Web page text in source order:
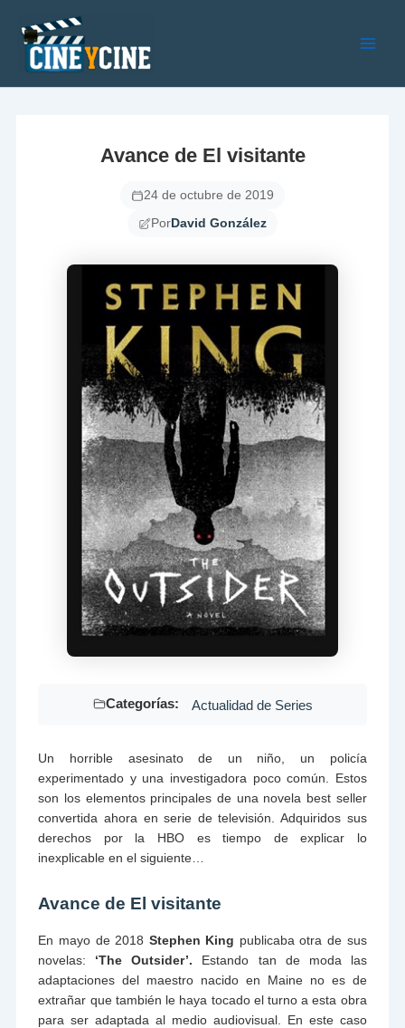
contenido
Avance de El visitante
24 de octubre de 2019
PorDavid González
Categorías: Actualidad de Series
Un horrible asesinato de un niño, un policía
experimentado y una investigadora poco común. Estos
son los elementos principales de una novela best seller
convertida ahora en serie de televisión. Adquiridos sus
derechos por la HBO es tiempo de explicar lo
inexplicable en el siguiente…
Avance de El visitante
En mayo de 2018 Stephen King publicaba otra de sus
novelas: ‘The Outsider’. Estando tan de moda las
adaptaciones del maestro nacido en Maine no es de
extrañar que también le haya tocado el turno a esta obra
para ser adaptada al medio audiovisual. En este caso